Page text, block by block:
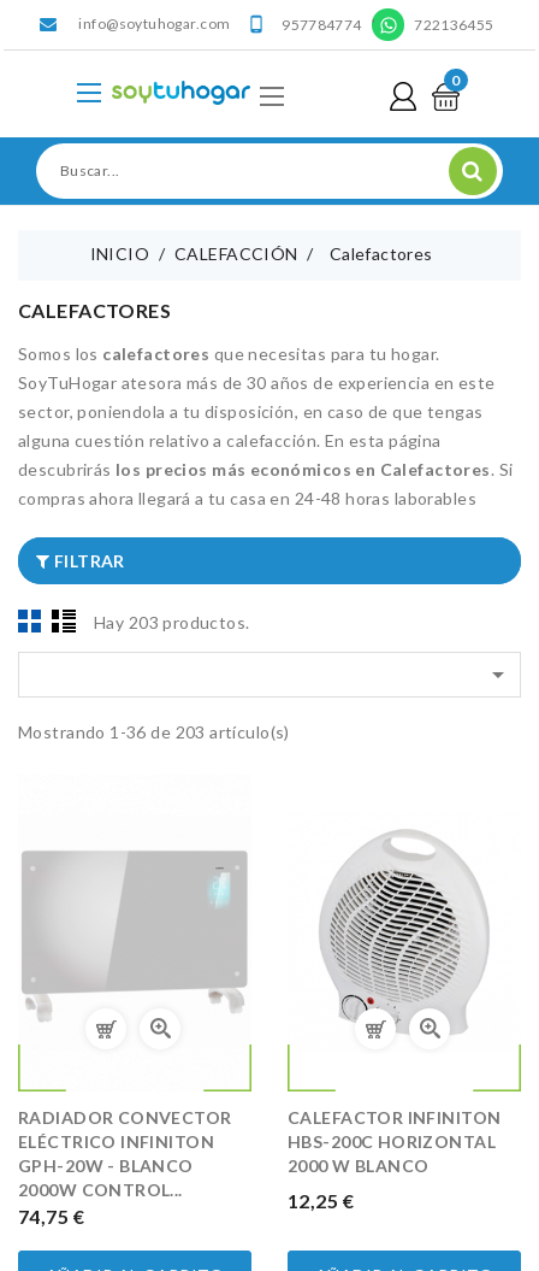
info@soytuhogar.com  957784774 ' 722136455
0
INICIO CALEFACCIÓN Calefactores
CALEFACTORES
Somos los calefactores que necesitas para tu hogar.
SoyTuHogar atesora más de 30 años de experiencia en este
sector, poniendola a tu disposición, en caso de que tengas
alguna cuestión relativo a calefacción. En esta página
descubrirás los precios más económicos en Calefactores. Si
compras ahora llegará a tu casa en 24-48 horas laborables
FILTRAR
Hay 203 productos.

Mostrando 1-36 de 203 artículo(s)
RADIADOR CONVECTOR
ELÉCTRICO INFINITON
GPH-20W - BLANCO
2000W CONTROL...
PRECIO
74,75 €
CALEFACTOR INFINITON
HBS-200C HORIZONTAL
2000 W BLANCO
PRECIO
12,25 €